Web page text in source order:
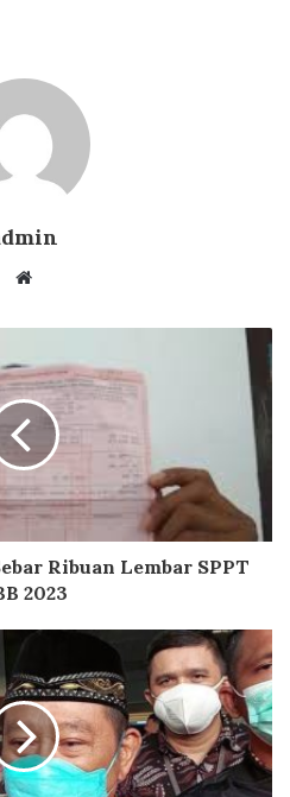
Website
Ribuan Lembar SPPT
2023